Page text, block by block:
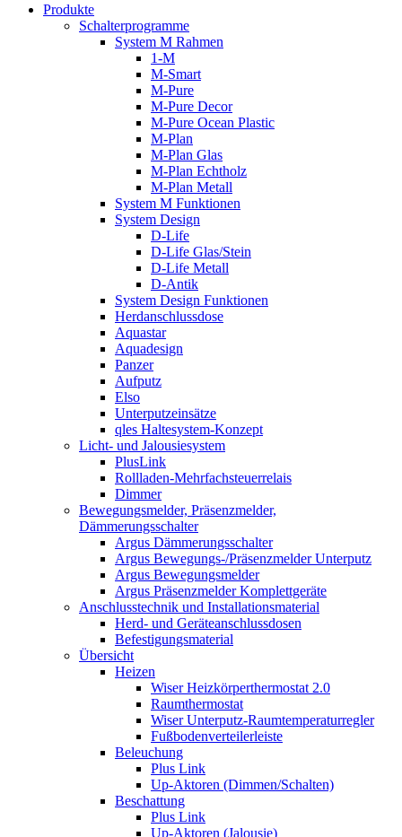
Produkte
Schalterprogramme
System M Rahmen
1-M
M-Smart
M-Pure
M-Pure Decor
M-Pure Ocean Plastic
M-Plan
M-Plan Glas
M-Plan Echtholz
M-Plan Metall
System M Funktionen
System Design
D-Life
D-Life Glas/Stein
D-Life Metall
D-Antik
System Design Funktionen
Herdanschlussdose
Aquastar
Aquadesign
Panzer
Aufputz
Elso
Unterputzeinsätze
qles Haltesystem-Konzept
Licht- und Jalousiesystem
PlusLink
Rollladen-Mehrfachsteuerrelais
Dimmer
Bewegungsmelder, Präsenzmelder,
Dämmerungsschalter
Argus Dämmerungsschalter
Argus Bewegungs-/Präsenzmelder Unterputz
Argus Bewegungsmelder
Argus Präsenzmelder Komplettgeräte
Anschlusstechnik und Installationsmaterial
Herd- und Geräteanschlussdosen
Befestigungsmaterial
Übersicht
Heizen
Wiser Heizkörperthermostat 2.0
Raumthermostat
Wiser Unterputz-Raumtemperaturregler
Fußbodenverteilerleiste
Beleuchung
Plus Link
Up-Aktoren (Dimmen/Schalten)
Beschattung
Plus Link
Up-Aktoren (Jalousie)